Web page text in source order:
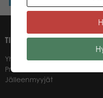
TIETOA MEISTÄ
Yhteystiedot
Promotuotteet
Jälleenmyyjät